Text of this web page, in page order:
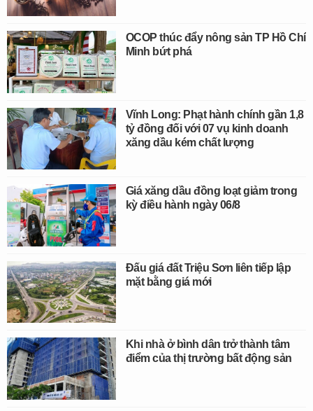
OCOP thúc đẩy nông sản TP Hồ Chí
Minh bứt phá
Vĩnh Long: Phạt hành chính gần 1,8
tỷ đồng đối với 07 vụ kinh doanh
xăng dầu kém chất lượng
Giá xăng dầu đồng loạt giảm trong
kỳ điều hành ngày 06/8
Đấu giá đất Triệu Sơn liên tiếp lập
mặt bằng giá mới
Khi nhà ở bình dân trở thành tâm
điểm của thị trường bất động sản